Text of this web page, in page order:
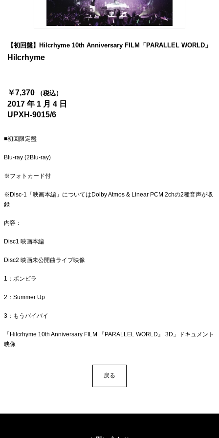
Mobile
Contact us
【初回盤】Hilcrhyme 10th Anniversary FILM「PARALLEL WORLD」
Hilcrhyme
￥7,370 （税込）
2017 年 1 月 4 日
UPXH-9015/6
■初回限定盤
Blu-ray (2Blu-ray)
※フォトカード付
※Disc-1「映画本編」についてはDolby Atmos & Linear PCM 2chの2種音声が収
録
内容：
Disc1 映画本編
Disc2 映画未公開曲ライブ映像
1：ポンピラ
2：Summer Up
3：もうバイバイ
「Hilcrhyme 10th Anniversary FILM 『PARALLEL WORLD』 3D」ドキュメント
映像
戻る